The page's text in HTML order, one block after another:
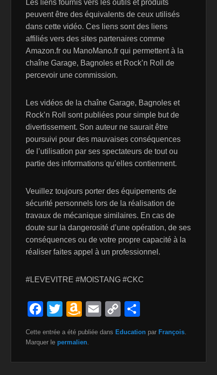
Les liens fournis vers les outils et produits
peuvent être des équivalents de ceux utilisés
dans cette vidéo. Ces liens sont des liens
affiliés vers des sites partenaires comme
Amazon.fr ou ManoMano.fr qui permettent à la
chaîne Garage, Bagnoles et Rock’n Roll de
percevoir une commission.
Les vidéos de la chaîne Garage, Bagnoles et
Rock’n Roll sont publiées pour simple but de
divertissement. Son auteur ne saurait être
poursuivi pour des mauvaises conséquences
de l’utilisation par ses spectateurs de tout ou
partie des informations qu’elles contiennent.
Veuillez toujours porter des équipements de
sécurité personnels lors de la réalisation de
travaux de mécanique similaires. En cas de
doute sur la dangerosité d’une opération, de ses
conséquences ou de votre propre capacité à la
réaliser faites appel à un professionnel.
#LEVEVITRE #MOISTANG #CKC
F
c
T
wi
tt
A
m
a
E
m
ail
C
o
p
ta
Cette entrée a été publiée dans Education par François.
Marquer le permalien.